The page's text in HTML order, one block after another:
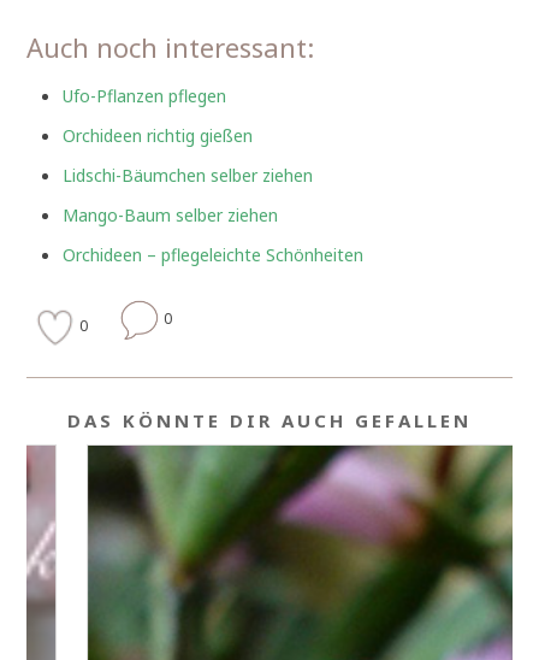
Auch noch interessant:
Ufo-Pflanzen pflegen
Orchideen richtig gießen
Lidschi-Bäumchen selber ziehen
Mango-Baum selber ziehen
Orchideen – pflegeleichte Schönheiten
0 0
DAS KÖNNTE DIR AUCH GEFALLEN